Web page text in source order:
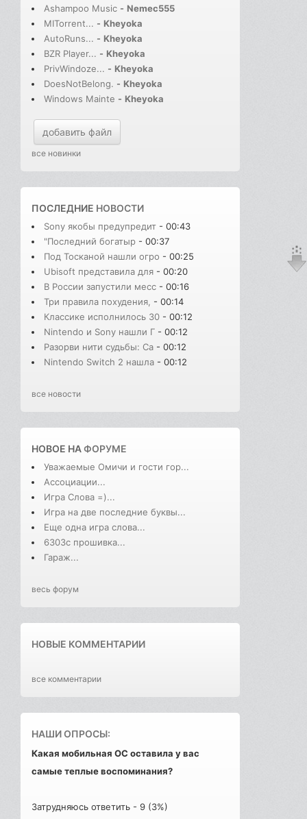
Ashampoo Music - Nemec555
MITorrent... - Kheyoka
AutoRuns... - Kheyoka
BZR Player... - Kheyoka
PrivWindoze... - Kheyoka
DoesNotBelong. - Kheyoka
Windows Mainte - Kheyoka
добавить файл
все новинки
ПОСЛЕДНИЕ НОВОСТИ
Sony якобы предупредит - 00:43
"Последний богатыр - 00:37
Под Тосканой нашли огро - 00:25
Ubisoft представила для - 00:20
В России запустили месс - 00:16
Три правила похудения, - 00:14
Классике исполнилось 30 - 00:12
Nintendo и Sony нашли Г - 00:12
Разорви нити судьбы: Сa - 00:12
Nintendo Switch 2 нашла - 00:12
все новости
НОВОЕ НАФОРУМЕ
Уважаемые Омичи и гости гор...
Ассоциации...
Игра Слова =)...
Игра на две последние буквы...
Еще одна игра слова...
6303с прошивка...
Гараж...
весь форум
НОВЫЕ КОММЕНТАРИИ
все комментарии
НАШИ ОПРОСЫ:
Какая мобильная ОС оставила у вас
самые теплые воспоминания?
Затрудняюсь ответить - 9 (3%)